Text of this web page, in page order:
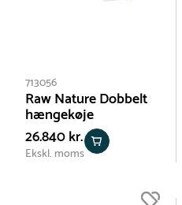
713056
Raw Nature Dobbelt
hængekøje
26.840 kr.
Ekskl. moms